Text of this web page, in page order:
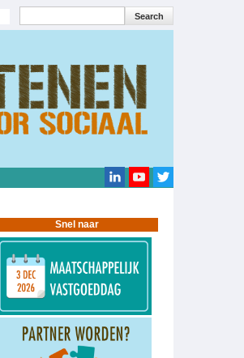
Search
Snel naar